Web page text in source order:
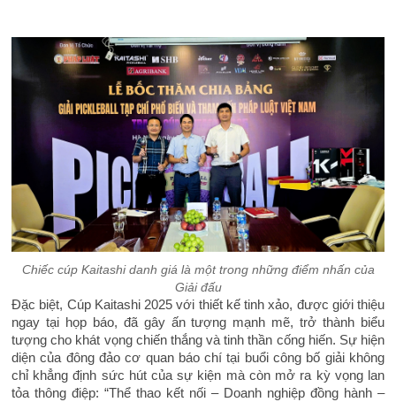
Chiếc cúp Kaitashi danh giá là một trong những điểm nhấn của
Giải đấu
Đặc biệt, Cúp Kaitashi 2025 với thiết kế tinh xảo, được giới thiệu
ngay tại họp báo, đã gây ấn tượng mạnh mẽ, trở thành biểu
tượng cho khát vọng chiến thắng và tinh thần cống hiến. Sự hiện
diện của đông đảo cơ quan báo chí tại buổi công bố giải không
chỉ khẳng định sức hút của sự kiện mà còn mở ra kỳ vọng lan
tỏa thông điệp: “Thể thao kết nối – Doanh nghiệp đồng hành –